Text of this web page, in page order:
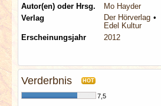
Autor(en) oder Hrsg.
Mo Hayder
Verlag
Der Hörverlag
Edel Kultur
Erscheinungsjahr
2012
Verderbnis HOT
7,5